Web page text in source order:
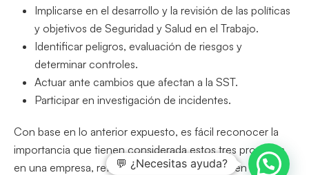
Implicarse en el desarrollo y la revisión de las políticas
y objetivos de Seguridad y Salud en el Trabajo.
Identificar peligros, evaluación de riesgos y
determinar controles.
Actuar ante cambios que afectan a la SST.
Participar en investigación de incidentes.
Con base en lo anterior expuesto, es fácil reconocer la
importancia que tienen considerada estos tres procesos
en una empresa, refiriéndose en este artículo en
💬 ¿Necesitas ayuda?